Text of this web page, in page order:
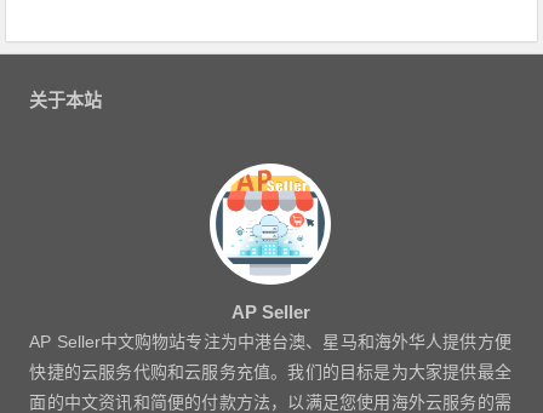
关于本站
AP Seller
AP Seller中文购物站专注为中港台澳、星马和海外华人提供方便
快捷的云服务代购和云服务充值。我们的目标是为大家提供最全
面的中文资讯和简便的付款方法，以满足您使用海外云服务的需